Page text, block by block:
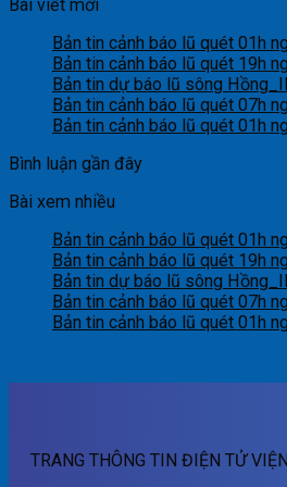
Bài viết mới
Bản tin cảnh báo lũ quét 01h
Bản tin cảnh báo lũ quét 19h
Bản tin dự báo lũ sông
Bản tin cảnh báo lũ quét 07h
Bản tin cảnh báo lũ quét 01h
Bình luận gần đây
Bài xem nhiều
Bản tin cảnh báo lũ quét 01h
Bản tin cảnh báo lũ quét 19h
Bản tin dự báo lũ sông
Bản tin cảnh báo lũ quét 07h
Bản tin cảnh báo lũ quét 01h
TRANG THÔNG TIN ĐIỆN TỬ